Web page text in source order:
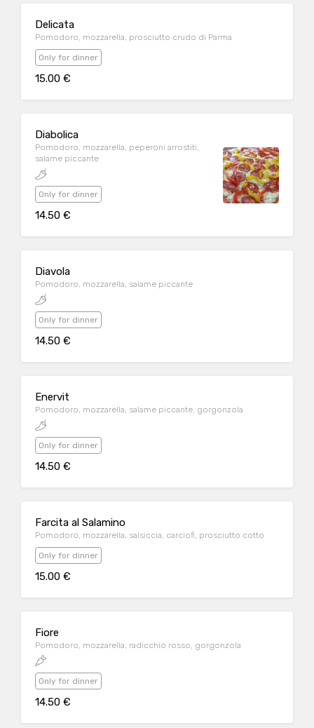
Delicata
Pomodoro, mozzarella, prosciutto crudo di Parma
Only for dinner
15.00 €
Diabolica
Pomodoro, mozzarella, peperoni arrostiti,
salame piccante
Only for dinner
14.50 €
Diavola
Pomodoro, mozzarella, salame piccante
Only for dinner
14.50 €
Enervit
Pomodoro, mozzarella, salame piccante, gorgonzola
Only for dinner
14.50 €
Farcita al Salamino
Pomodoro, mozzarella, salsiccia, carciofi, prosciutto cotto
Only for dinner
15.00 €
Fiore
Pomodoro, mozzarella, radicchio rosso, gorgonzola
Only for dinner
14.50 €